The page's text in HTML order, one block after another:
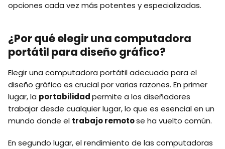
opciones cada vez más potentes y especializadas.
¿Por qué elegir una computadora
portátil para diseño gráfico?
Elegir una computadora portátil adecuada para el
diseño gráfico es crucial por varias razones. En primer
lugar, la portabilidadpermite a los diseñadores
trabajar desde cualquier lugar, lo que es esencial en un
mundo donde el trabajo remotose ha vuelto común.
En segundo lugar, el rendimiento de las computadoras